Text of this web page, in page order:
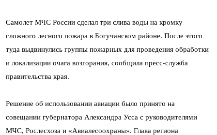
Самолет МЧС России сделал три слива воды на кромку
сложного лесного пожара в Богучанском районе. После этого
туда выдвинулись группы пожарных для проведения обработки
и локализации очага возгорания, сообщила пресс-служба
правительства края.
Решение об использовании авиации было принято на
совещании губернатора Александра Усса с руководителями
МЧС, Рослесхоза и «Авиалесоохраны». Глава региона